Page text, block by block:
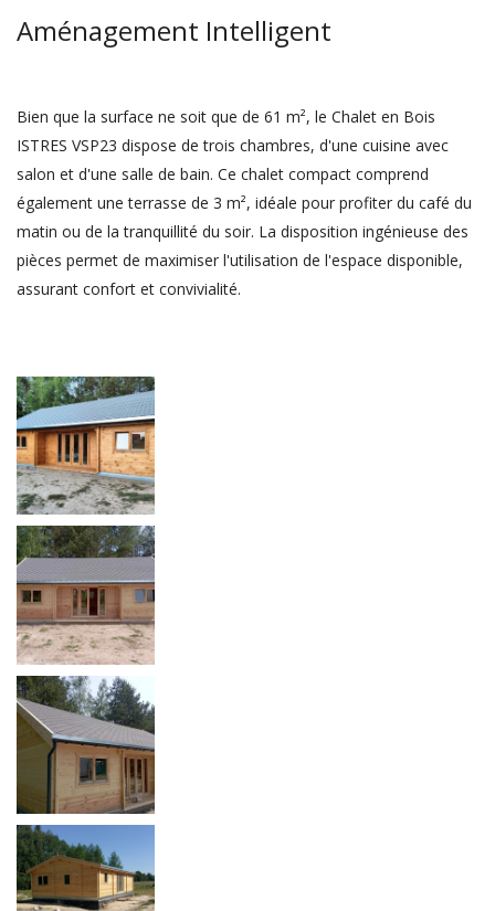
Aménagement Intelligent
Bien que la surface ne soit que de 61 m², le Chalet en Bois
ISTRES VSP23 dispose de trois chambres, d'une cuisine avec
salon et d'une salle de bain. Ce chalet compact comprend
également une terrasse de 3 m², idéale pour profiter du café du
matin ou de la tranquillité du soir. La disposition ingénieuse des
pièces permet de maximiser l'utilisation de l'espace disponible,
assurant confort et convivialité.